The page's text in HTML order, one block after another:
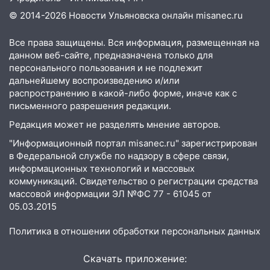
16:12 Едва не перерезал горло: в
знакомым закончились для женщины
больницей
16:06 18-летняя девушка без прав
перевернулась на мопеде и попала в
больницу
15:59
Ульяновец отдал более 14
миллионов рублей за криминальное
покровительство
15:32 На «кольце» кроссовер сбил 18-
летнего мопедиста
госпитализировали 25-летнего байкера
На Ульяновскую область
надвигается жара
© 2014-2026 Новости Ульяновска онлайн misanec.ru
Все права защищены. Вся информация, размещенная на
данном веб-сайте, предназначена только для
персонального пользования и не подлежит
дальнейшему воспроизведению и/или
распространению в какой-либо форме, иначе как с
письменного разрешения редакции.
Редакция может не разделять мнение авторов.
"Информационный портал misanec.ru" зарегистрирован
в Федеральной службе по надзору в сфере связи,
информационных технологий и массовых
коммуникаций. Свидетельство о регистрации средства
массовой информации ЭЛ №ФС 77 - 61045 от
05.03.2015
Политика в отношении обработки персональных данных
Скачать приложение: